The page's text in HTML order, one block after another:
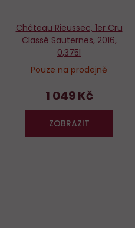
Château Rieussec, 1er Cru
Classé Sauternes, 2016,
0,375l
Pouze na prodejně
1 049 Kč
ZOBRAZIT